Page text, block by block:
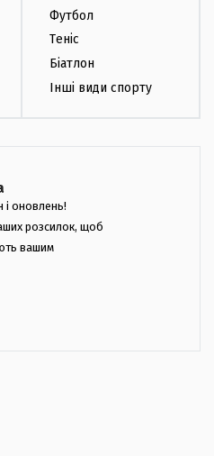
Футбол
Теніс
Біатлон
Інші види спорту
і оновлень!
розсилок, щоб
вашим